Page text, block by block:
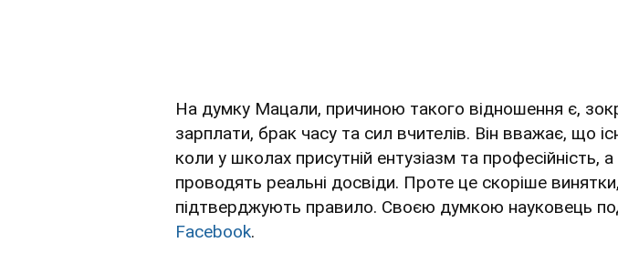
На думку Мацали, причиною такого відношення є,
зарплати, брак часу та сил вчителів. Він вважає, що
коли у школах присутній ентузіазм та професійність,
проводять реальні досвіди. Проте це скоріше
підтверджують правило. Своєю думкою науковець
Facebook.